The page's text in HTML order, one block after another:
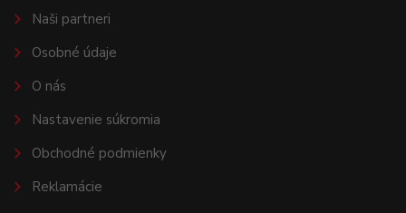
Naši partneri
Osobné údaje
O nás
Nastavenie súkromia
Obchodné podmienky
Reklamácie